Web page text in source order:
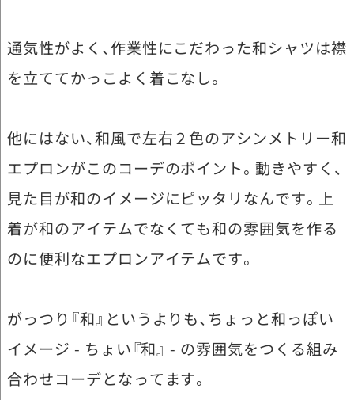
通気性がよく、作業性にこだわった和シャツは襟
を立ててかっこよく着こなし。
他にはない、和風で左右２色のアシンメトリー和
エプロンがこのコーデのポイント。動きやすく、
見た目が和のイメージにピッタリなんです。上
着が和のアイテムでなくても和の雰囲気を作る
のに便利なエプロンアイテムです。
がっつり『和』というよりも、ちょっと和っぽい
イメージ - ちょい『和』 - の雰囲気をつくる組み
合わせコーデとなってます。